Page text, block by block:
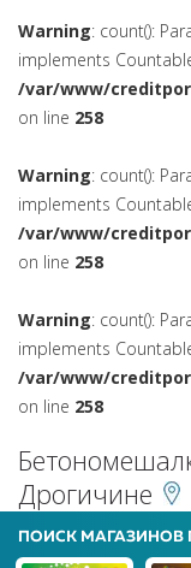
Warning: count():
implements
/var/www/
on line 258
Warning: count():
implements
/var/www/
on line 258
Warning: count():
implements
/var/www/
on line 258
Дрогичине
ПОИСК МАГАЗИНОВ